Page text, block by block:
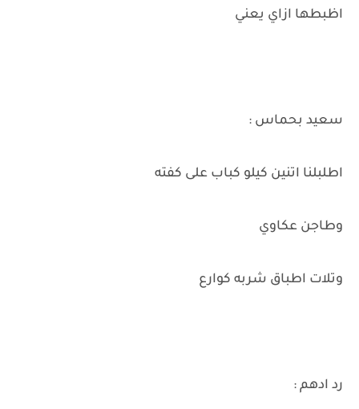
اظبطها ازاي يعني
سعيد بحماس :
اطلبلنا اتنين كيلو كباب على كفته
وطاجن عكاوي
وتلات اطباق شربه كوارع
رد ادهم :